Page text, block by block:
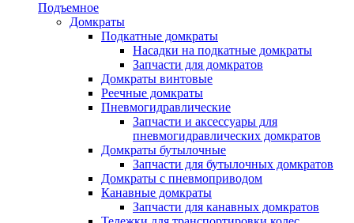
Подъемное
Домкраты
Подкатные домкраты
Насадки на подкатные домкраты
Запчасти для домкратов
Домкраты винтовые
Реечные домкраты
Пневмогидравлические
Запчасти и аксессуары для
пневмогидравлических домкратов
Домкраты бутылочные
Запчасти для бутылочных домкратов
Домкраты с пневмоприводом
Канавные домкраты
Запчасти для канавных домкратов